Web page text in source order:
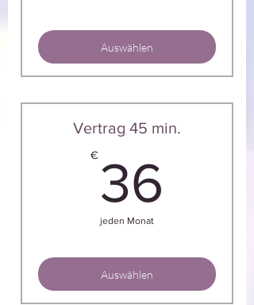
Auswählen
Vertrag 45 min.
€ 36
jeden Monat
Auswählen